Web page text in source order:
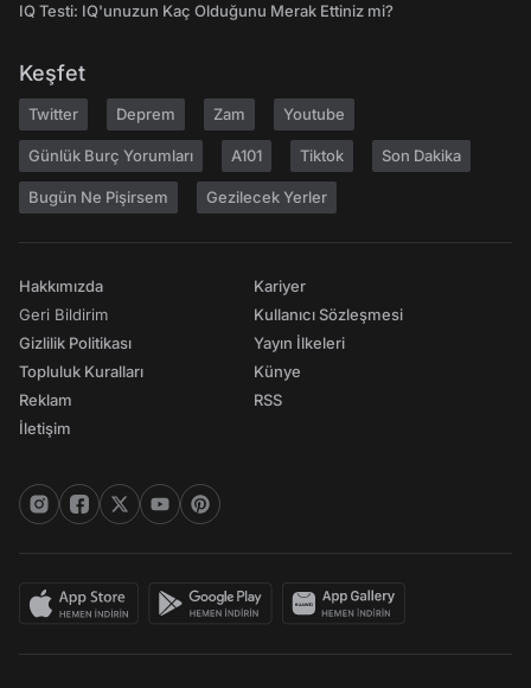
IQ Testi: IQ'unuzun Kaç Olduğunu Merak Ettiniz mi?
Keşfet
Twitter Deprem Zam Youtube
Günlük Burç Yorumları A101 Tiktok Son Dakika
Bugün Ne Pişirsem Gezilecek Yerler
Hakkımızda
Geri Bildirim
Gizlilik Politikası
Topluluk Kuralları
Reklam
İletişim
Kariyer
Kullanıcı Sözleşmesi
Yayın İlkeleri
Künye
RSS